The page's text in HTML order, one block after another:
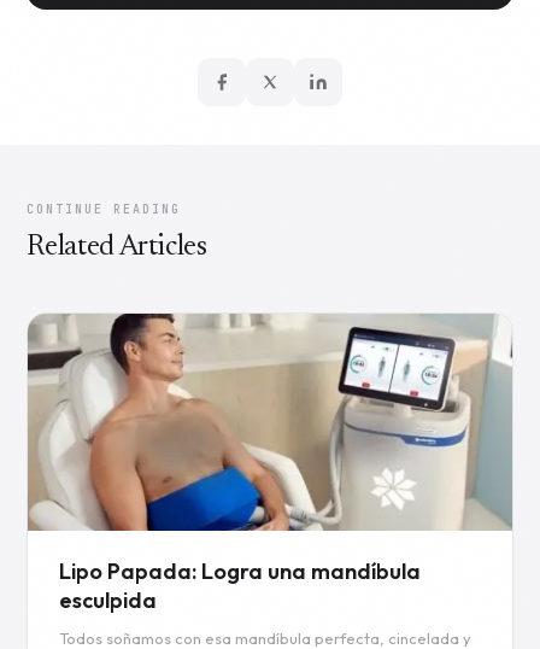
CONTINUE READING
Related Articles
Lipo Papada: Logra una mandíbula
esculpida
Todos soñamos con esa mandíbula perfecta, cincelada y